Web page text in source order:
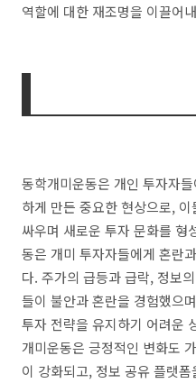
역할에 대한 재조명을 이끌어
동학개미운동은 개인 투자자
하게 만든 중요한 현상으로,
싸우며 새로운 투자 문화를 형
동은 개미 투자자들에게 혼란
다. 주가의 급등과 급락, 정보
들이 불안과 혼란을 경험했으
투자 전략을 유지하기 어려운
개미운동은 긍정적인 변화도
이 강화되고, 정보 공유 플랫